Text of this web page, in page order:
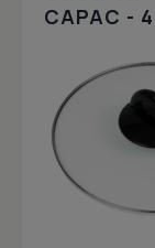
CAPAC -